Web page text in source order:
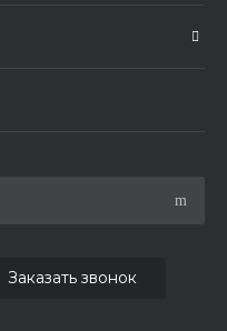
Заказать звонок